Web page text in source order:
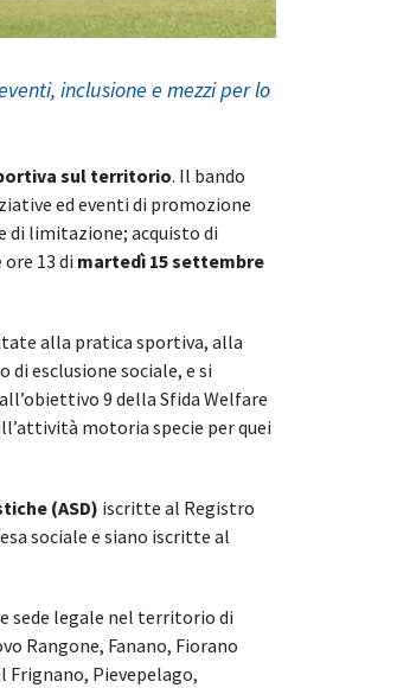
inclusione e mezzi per lo
sul territorio. Il bando
ed eventi di promozione
di limitazione; acquisto di
13 di martedì 15 settembre
alla pratica sportiva, alla
esclusione sociale, e si
9 della Sfida Welfare
motoria specie per quei
(ASD) iscritte al Registro
sociale e siano iscritte al
sede legale nel territorio di
Rangone, Fanano, Fiorano
Frignano, Pievepelago,